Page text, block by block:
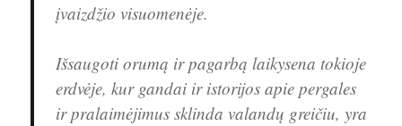
įvaizdžio visuomenėje.
Išsaugoti orumą ir pagarbą laikysena tokioje
erdvėje, kur gandai ir istorijos apie pergales
ir pralaimėjimus sklinda valandų greičiu, yra